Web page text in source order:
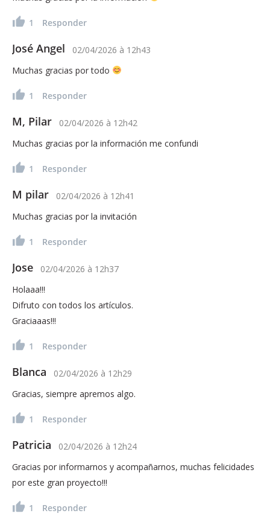
1 Responder
José Angel 02/04/2026 à 12h43
Muchas gracias por todo
1 Responder
M, Pilar 02/04/2026 à 12h42
Muchas gracias por la información me confundi
1 Responder
M pilar 02/04/2026 à 12h41
Muchas gracias por la invitación
1 Responder
Jose 02/04/2026 à 12h37
Holaaa!!!
Difruto con todos los artículos.
Graciaaas!!!
1 Responder
Blanca 02/04/2026 à 12h29
Gracias, siempre apremos algo.
1 Responder
Patricia 02/04/2026 à 12h24
Gracias por informarnos y acompañarnos, muchas felicidades
por este gran proyecto!!!
1 Responder